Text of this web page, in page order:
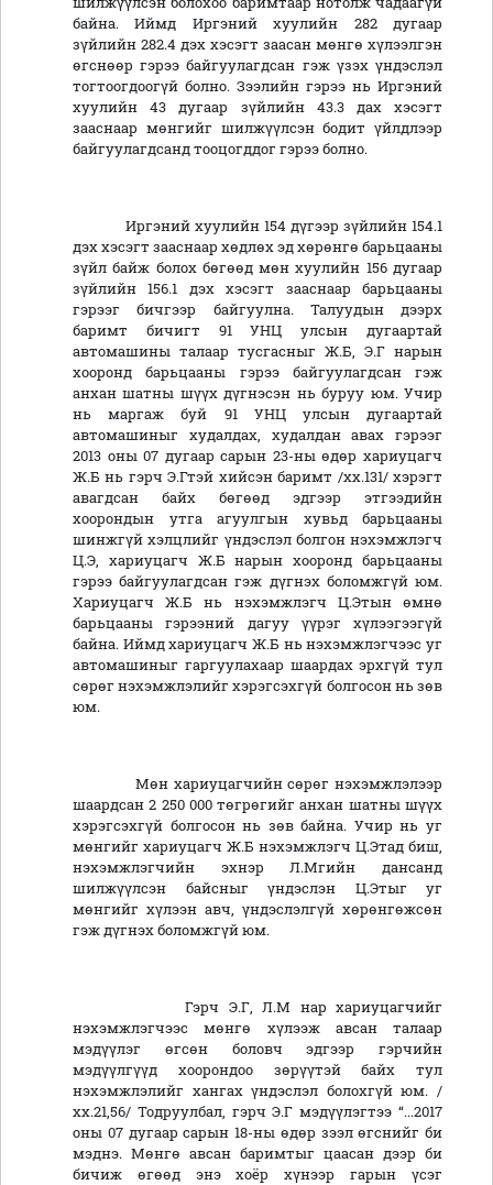
байна. Иймд Иргэний хуулийн 282 дугаар
зүйлийн 282.4 дэх хэсэгт заасан мөнгө хүлээлгэн
өгснөөр гэрээ байгуулагдсан гэж үзэх үндэслэл
тогтоогдоогүй болно. Зээлийн гэрээ нь Иргэний
хуулийн 43 дугаар зүйлийн 43.3 дах хэсэгт
зааснаар мөнгийг шилжүүлсэн бодит үйлдлээр
байгуулагдсанд тооцогддог гэрээ болно.
Иргэний хуулийн 154 дүгээр зүйлийн 154.1
дэх хэсэгт зааснаар хөдлөх эд хөрөнгө барьцааны
зүйл байж болох бөгөөд мөн хуулийн 156 дугаар
зүйлийн 156.1 дэх хэсэгт зааснаар барьцааны
гэрээг бичгээр байгуулна. Талуудын дээрх
баримт бичигт 91 УНЦ улсын дугаартай
автомашины талаар тусгасныг Ж.Б, Э.Г нарын
хооронд барьцааны гэрээ байгуулагдсан гэж
анхан шатны шүүх дүгнэсэн нь буруу юм. Учир
нь маргаж буй 91 УНЦ улсын дугаартай
автомашиныг худалдах, худалдан авах гэрээг
2013 оны 07 дугаар сарын 23-ны өдөр хариуцагч
Ж.Б нь гэрч Э.Гтэй хийсэн баримт /хх.131/ хэрэгт
авагдсан байх бөгөөд эдгээр этгээдийн
хоорондын утга агуулгын хувьд барьцааны
шинжгүй хэлцлийг үндэслэл болгон нэхэмжлэгч
Ц.Э, хариуцагч Ж.Б нарын хооронд барьцааны
гэрээ байгуулагдсан гэж дүгнэх боломжгүй юм.
Хариуцагч Ж.Б нь нэхэмжлэгч Ц.Этын өмнө
барьцааны гэрээний дагуу үүрэг хүлээгээгүй
байна. Иймд хариуцагч Ж.Б нь нэхэмжлэгчээс уг
автомашиныг гаргуулахаар шаардах эрхгүй тул
сөрөг нэхэмжлэлийг хэрэгсэхгүй болгосон нь зөв
юм.
Мөн хариуцагчийн сөрөг нэхэмжлэлээр
шаардсан 2 250 000 төгрөгийг анхан шатны шүүх
хэрэгсэхгүй болгосон нь зөв байна. Учир нь уг
мөнгийг хариуцагч Ж.Б нэхэмжлэгч Ц.Этад биш,
нэхэмжлэгчийн эхнэр Л.Мгийн дансанд
шилжүүлсэн байсныг үндэслэн Ц.Этыг уг
мөнгийг хүлээн авч, үндэслэлгүй хөрөнгөжсөн
гэж дүгнэх боломжгүй юм.
Гэрч Э.Г, Л.М нар хариуцагчийг
нэхэмжлэгчээс мөнгө хүлээж авсан талаар
мэдүүлэг өгсөн боловч эдгээр гэрчийн
мэдүүлгүүд хоорондоо зөрүүтэй байх тул
нэхэмжлэлийг хангах үндэслэл болохгүй юм. /
хх.21,56/ Тодруулбал, гэрч Э.Г мэдүүлэгтээ “...2017
оны 07 дугаар сарын 18-ны өдөр зээл өгснийг би
мэднэ. Мөнгө авсан баримтыг цаасан дээр би
бичиж өгөөд энэ хоёр хүнээр гарын үсэг